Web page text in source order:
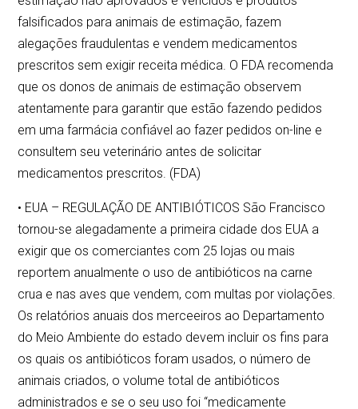
falsificados para animais de estimação, fazem
alegações fraudulentas e vendem medicamentos
prescritos sem exigir receita médica. O FDA recomenda
que os donos de animais de estimação observem
atentamente para garantir que estão fazendo pedidos
em uma farmácia confiável ao fazer pedidos on-line e
consultem seu veterinário antes de solicitar
medicamentos prescritos. (FDA)
• EUA – REGULAÇÃO DE ANTIBIÓTICOS São Francisco
tornou-se alegadamente a primeira cidade dos EUA a
exigir que os comerciantes com 25 lojas ou mais
reportem anualmente o uso de antibióticos na carne
crua e nas aves que vendem, com multas por violações.
Os relatórios anuais dos merceeiros ao Departamento
do Meio Ambiente do estado devem incluir os fins para
os quais os antibióticos foram usados, o número de
animais criados, o volume total de antibióticos
administrados e se o seu uso foi “medicamente